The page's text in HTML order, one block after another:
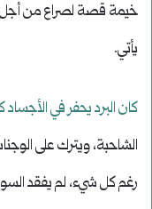
خيمة قصة لصراع من أجل
يأتي.
كان البرد يحفر في
الشاحبة، ويترك على
رغم كل شيء، لم يفقد